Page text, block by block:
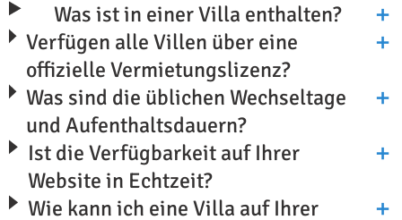
Was ist in einer Villa enthalten?
Verfügen alle Villen über eine
offizielle Vermietungslizenz?
Was sind die üblichen Wechseltage
und Aufenthaltsdauern?
Ist die Verfügbarkeit auf Ihrer
Website in Echtzeit?
Wie kann ich eine Villa auf Ihrer